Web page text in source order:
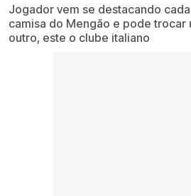
Jogador vem se destacando
camisa do Mengão e pode
outro, este o clube italiano